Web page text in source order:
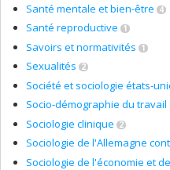
Santé mentale et bien-être 4
Santé reproductive 1
Savoirs et normativités 1
Sexualités 2
Société et sociologie états-
Socio-démographie du
Sociologie clinique 2
Sociologie de l'Allemagne
Sociologie de l'économie et